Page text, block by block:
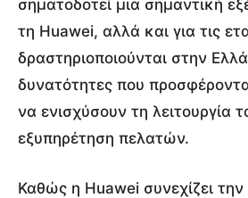
σηματοδοτεί μια σημαντική
τη Huawei, αλλά και για τις
δραστηριοποιούνται στην
δυνατότητες που
να ενισχύσουν τη λειτουργία
εξυπηρέτηση πελατών.
Καθώς η Huawei συνεχίζει την